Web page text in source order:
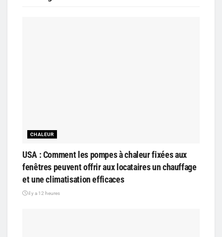
CHALEUR
USA : Comment les pompes à chaleur fixées aux
fenêtres peuvent offrir aux locataires un chauffage
et une climatisation efficaces
il y a 12 heures